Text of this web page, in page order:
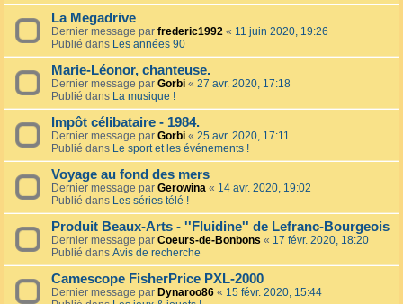
La Megadrive
Dernier message par frederic1992 « 11 juin 2020, 19:26
Publié dans Les années 90
Marie-Léonor, chanteuse.
Dernier message par Gorbi « 27 avr. 2020, 17:18
Publié dans La musique !
Impôt célibataire - 1984.
Dernier message par Gorbi « 25 avr. 2020, 17:11
Publié dans Le sport et les événements !
Voyage au fond des mers
Dernier message par Gerowina « 14 avr. 2020, 19:02
Publié dans Les séries télé !
Produit Beaux-Arts - ''Fluidine'' de Lefranc-Bourgeois
Dernier message par Coeurs-de-Bonbons « 17 févr. 2020, 18:20
Publié dans Avis de recherche
Camescope FisherPrice PXL-2000
Dernier message par Dynaroo86 « 15 févr. 2020, 15:44